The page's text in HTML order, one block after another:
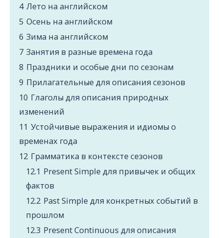
4 Лето на английском
5 Осень на английском
6 Зима на английском
7 Занятия в разные времена года
8 Праздники и особые дни по сезонам
9 Прилагательные для описания сезонов
10 Глаголы для описания природных
изменений
11 Устойчивые выражения и идиомы о
временах года
12 Грамматика в контексте сезонов
12.1 Present Simple для привычек и общих
фактов
12.2 Past Simple для конкретных событий в
прошлом
12.3 Present Continuous для описания